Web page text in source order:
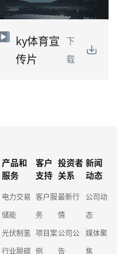
ky体育宣
传片
下
载
产品和
服务
电力交易
储能
光伏制氢
行业脱碳
客户
支持
客户服
务
项目案
例
投资者
关系
最新行
情
公司公
告
新闻
动态
公司动
态
媒体聚
焦